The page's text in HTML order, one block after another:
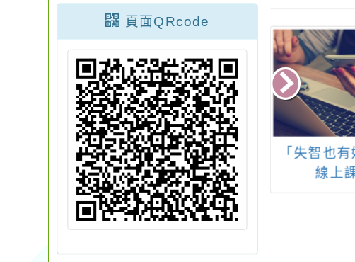
頁面QRcode
育部體育署委
臺灣師範大學
年度山野教
實施計畫」之
習初階室內課
第1梯)1份。
114學年度「中正國防
幹部預備學校(高中
部)」招生簡介
「失智也有
線上